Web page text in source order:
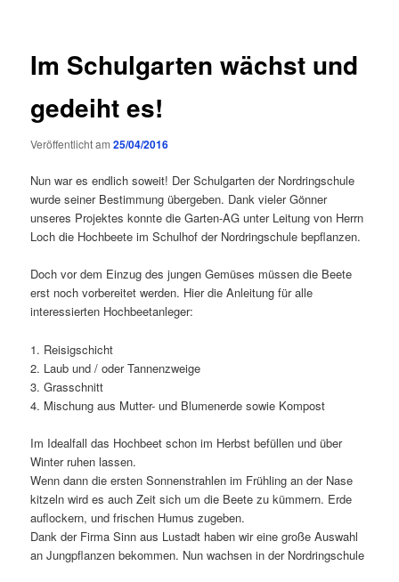
Im Schulgarten wächst und
gedeiht es!
Veröffentlicht am25/04/2016
Nun war es endlich soweit! Der Schulgarten der Nordringschule
wurde seiner Bestimmung übergeben. Dank vieler Gönner
unseres Projektes konnte die Garten-AG unter Leitung von Herrn
Loch die Hochbeete im Schulhof der Nordringschule bepflanzen.
Doch vor dem Einzug des jungen Gemüses müssen die Beete
erst noch vorbereitet werden. Hier die Anleitung für alle
interessierten Hochbeetanleger:
1. Reisigschicht
2. Laub und / oder Tannenzweige
3. Grasschnitt
4. Mischung aus Mutter- und Blumenerde sowie Kompost
Im Idealfall das Hochbeet schon im Herbst befüllen und über
Winter ruhen lassen.
Wenn dann die ersten Sonnenstrahlen im Frühling an der Nase
kitzeln wird es auch Zeit sich um die Beete zu kümmern. Erde
auflockern, und frischen Humus zugeben.
Dank der Firma Sinn aus Lustadt haben wir eine große Auswahl
an Jungpflanzen bekommen. Nun wachsen in der Nordringschule